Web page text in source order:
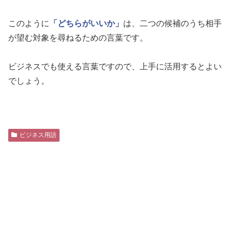
このように 「どちらがいいか」 は、二つの候補のうち相手
が望む対象を尋ねるための言葉です。
ビジネスでも使える言葉ですので、上手に活用するとよい
でしょう。
ビジネス用語